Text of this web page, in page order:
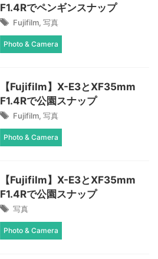
F1.4Rでペンギンスナップ
Fujifilm, 写真
Photo & Camera
【Fujifilm】X-E3とXF35mm
F1.4Rで公園スナップ
Fujifilm, 写真
Photo & Camera
【Fujifilm】X-E3とXF35mm
F1.4Rで公園スナップ
写真
Photo & Camera